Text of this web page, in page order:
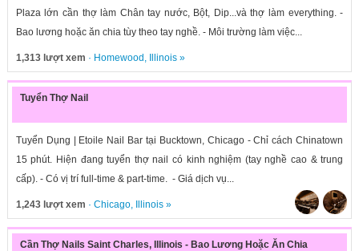
Plaza lớn cần thợ làm Chân tay nước, Bột, Dip...và thợ làm everything. -
Bao lương hoặc ăn chia tùy theo tay nghề. - Môi trường làm việc...
1,313 lượt xem · Homewood , Illinois»
Tuyển Thợ Nail
Tuyển Dụng | Etoile Nail Bar tại Bucktown, Chicago - Chỉ cách Chinatown
15 phút. Hiện đang tuyển thợ nail có kinh nghiệm (tay nghề cao & trung
cấp). - Có vị trí full-time & part-time. - Giá dịch vụ...
1,243 lượt xem · Chicago, Illinois»
Cần Thợ Nails Saint Charles, Illinois - Bao Lương Hoặc Ăn Chia